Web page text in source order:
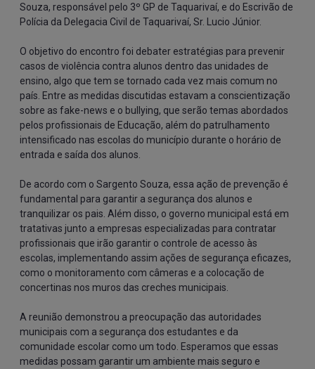
Souza, responsável pelo 3º GP de Taquarivaí, e do Escrivão de
Polícia da Delegacia Civil de Taquarivaí, Sr. Lucio Júnior.
O objetivo do encontro foi debater estratégias para prevenir
casos de violência contra alunos dentro das unidades de
ensino, algo que tem se tornado cada vez mais comum no
país. Entre as medidas discutidas estavam a conscientização
sobre as fake-news e o bullying, que serão temas abordados
pelos profissionais de Educação, além do patrulhamento
intensificado nas escolas do município durante o horário de
entrada e saída dos alunos.
De acordo com o Sargento Souza, essa ação de prevenção é
fundamental para garantir a segurança dos alunos e
tranquilizar os pais. Além disso, o governo municipal está em
tratativas junto a empresas especializadas para contratar
profissionais que irão garantir o controle de acesso às
escolas, implementando assim ações de segurança eficazes,
como o monitoramento com câmeras e a colocação de
concertinas nos muros das creches municipais.
A reunião demonstrou a preocupação das autoridades
municipais com a segurança dos estudantes e da
comunidade escolar como um todo. Esperamos que essas
medidas possam garantir um ambiente mais seguro e